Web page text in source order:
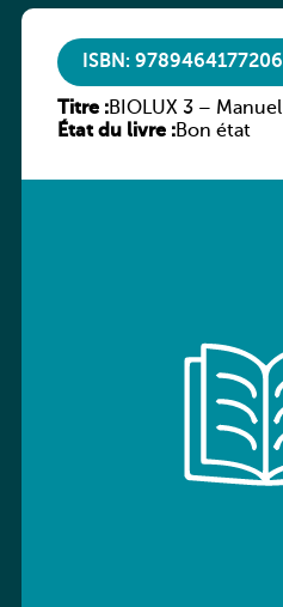
ISBN: 9789464177206
Titre :BIOLUX 3 – Manuel
État du livre :Bon état